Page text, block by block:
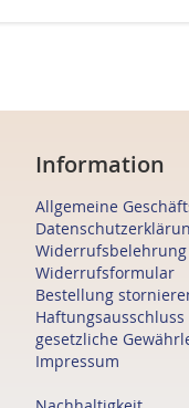
Information
Allgemeine
Widerrufsbelehrung
Widerrufsformular
Bestellung
Haftungsausschluss
gesetzliche
Impressum